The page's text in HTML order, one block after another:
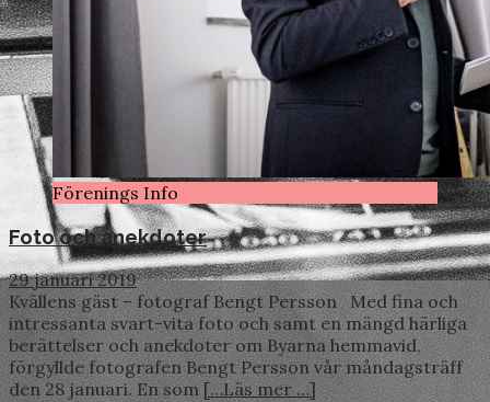
Förenings Info
Foto och anekdoter
29 januari 2019
Kvällens gäst – fotograf Bengt Persson Med fina och
intressanta svart-vita foto och samt en mängd härliga
berättelser och anekdoter om Byarna hemmavid,
förgyllde fotografen Bengt Persson vår måndagsträff
den 28 januari. En som […Läs mer …]